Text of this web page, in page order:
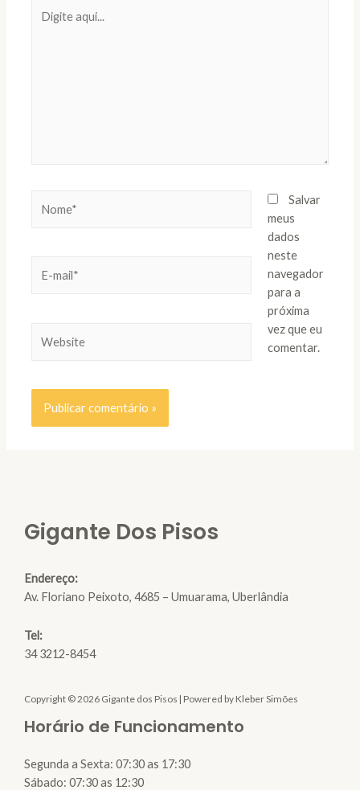
aqui...
mail*
Salvar
meus
dados
neste
navegador
para a
próxima
vez que eu
comentar.
Gigante Dos Pisos
Endereço:
Av. Floriano Peixoto, 4685 – Umuarama, Uberlândia
Tel:
34 3212-8454
Copyright © 2026 Gigante dos Pisos | Powered by Kleber Simões
Horário de Funcionamento
Segunda a Sexta: 07:30 as 17:30
Sábado: 07:30 as 12:30